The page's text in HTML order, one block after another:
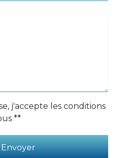
j'accepte les conditions
**
Envoyer